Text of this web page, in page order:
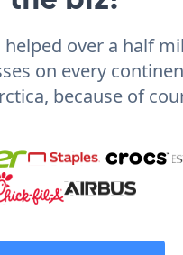
helped over a half
on every
because of